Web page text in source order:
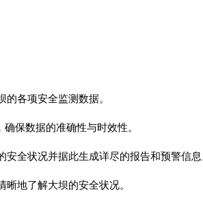
的各项安全监测数据。
保数据的准确性与时效性。
全状况并据此生成详尽的报告和预警信息
地了解大坝的安全状况。